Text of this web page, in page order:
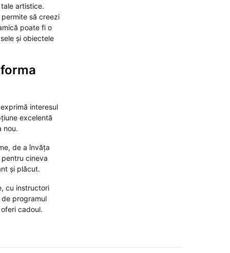
artistice.
să creezi
poate fi o
și obiectele
interesul
excelentă
nou.
de a învăța
cineva
și plăcut.
cu instructori
programul
cadoul.